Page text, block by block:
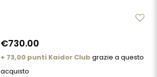
€730.00
+ 73,00 punti Kaidor Club grazie a questo
acquisto